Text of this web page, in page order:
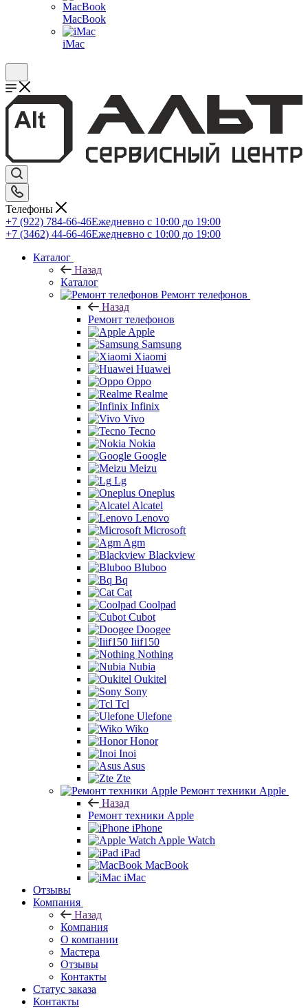
MacBook
iMac
Телефоны
+7 (922) 784-66-46Ежедневно с 10:00 до 19:00
+7 (3462) 44-66-46Ежедневно с 10:00 до 19:00
Каталог
Назад
Каталог
Ремонт телефонов
Назад
Ремонт телефонов
Apple
Samsung
Xiaomi
Huawei
Oppo
Realme
Infinix
Vivo
Tecno
Nokia
Google
Meizu
Lg
Oneplus
Alcatel
Lenovo
Microsoft
Agm
Blackview
Bluboo
Bq
Cat
Coolpad
Cubot
Doogee
Iiif150
Nothing
Nubia
Oukitel
Sony
Tcl
Ulefone
Wiko
Honor
Inoi
Asus
Zte
Ремонт техники Apple
Назад
Ремонт техники Apple
iPhone
Apple Watch
iPad
MacBook
iMac
Отзывы
Компания
Назад
Компания
О компании
Мастера
Отзывы
Контакты
Статус заказа
Контакты